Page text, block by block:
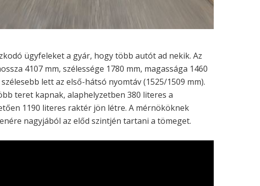
ügyfeleket a gyár, hogy több autót ad nekik. Az
4107 mm, szélessége 1780 mm, magassága 1460
lett az első-hátsó nyomtáv (1525/1509 mm).
teret kapnak, alaphelyzetben 380 literes a
1190 literes raktér jön létre. A mérnököknek
nagyjából az előd szintjén tartani a tömeget.